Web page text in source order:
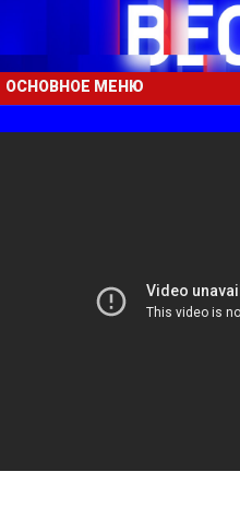
ОСНОВНОЕ МЕНЮ